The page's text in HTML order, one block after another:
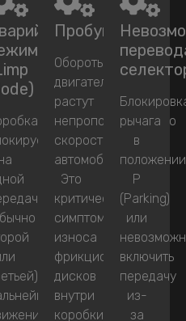
Пробуксовка
Обороты
двигателя
растут
непропорционально
скорости
автомобиля.
Это
критический
симптом
износа
фрикционных
дисков
внутри
коробки.
рычага
в
положении
P
(Parking)
или
включить
передачу
из-
за